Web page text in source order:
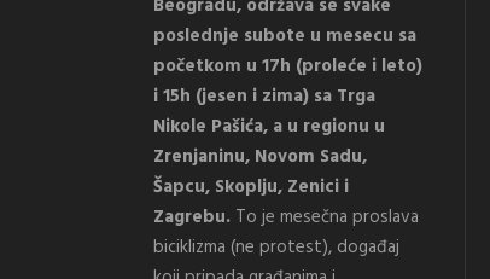
poslednje subote u mesecu sa
početkom u 17h (proleće i leto)
i 15h (jesen i zima) sa Trga
Nikole Pašića, a u regionu u
Zrenjaninu, Novom Sadu,
Šapcu, Skoplju, Zenici i
Zagrebu. To je mesečna proslava
biciklizma (ne protest), događaj